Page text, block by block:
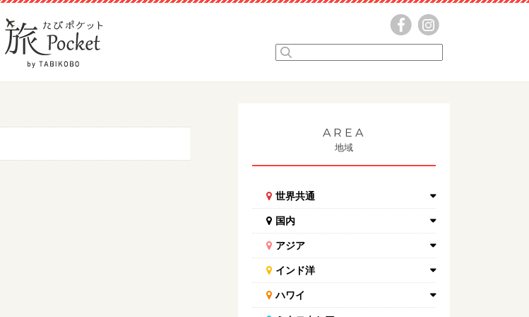
AREA
地域
世界共通
国内
アジア
インド洋
ハワイ